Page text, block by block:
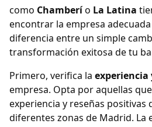
como Chamberío La Latina
encontrar la empresa
diferencia entre un simple
transformación exitosa de tu
Primero, verifica la
empresa. Opta por aquellas
experiencia y reseñas positivas
diferentes zonas de Madrid. La